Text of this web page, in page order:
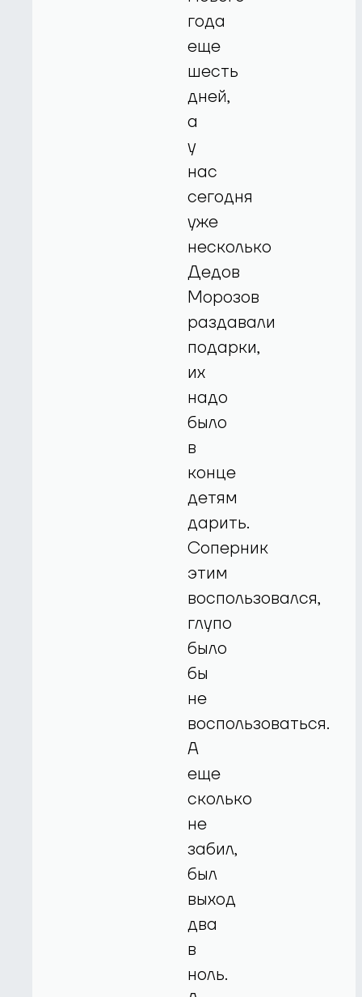
года
еще
шесть
дней,
а
у
нас
сегодня
уже
несколько
Дедов
Морозов
раздавали
подарки,
их
надо
было
в
конце
детям
дарить.
Соперник
этим
воспользовался,
глупо
было
бы
не
воспользоваться.
А
еще
сколько
не
забил,
был
выход
два
в
ноль.